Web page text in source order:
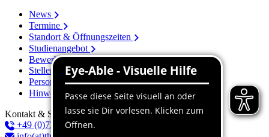
News
Termine
Standort & Öffnungszeiten
Studienangebot
Bewerbung
Stellenangebote
Personenverzeichnis
Hinweissystem
Kontakt & Service
+49 (0)731 96537-100